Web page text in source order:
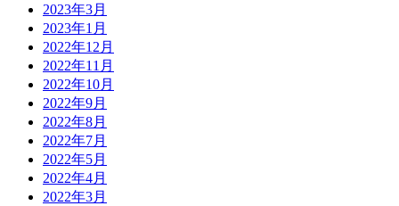
2023年3月
2023年1月
2022年12月
2022年11月
2022年10月
2022年9月
2022年8月
2022年7月
2022年5月
2022年4月
2022年3月